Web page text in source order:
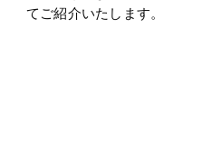
てご紹介いたします。